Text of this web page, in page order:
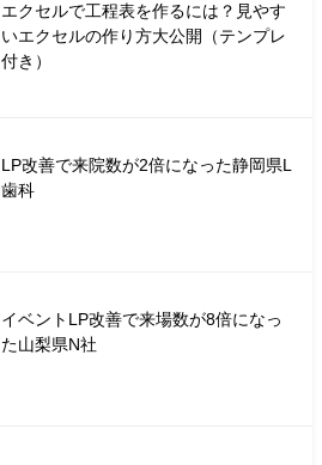
エクセルで工程表を作るには？見やす
いエクセルの作り方大公開（テンプレ
付き）
LP改善で来院数が2倍になった静岡県L
歯科
イベントLP改善で来場数が8倍になっ
た山梨県N社